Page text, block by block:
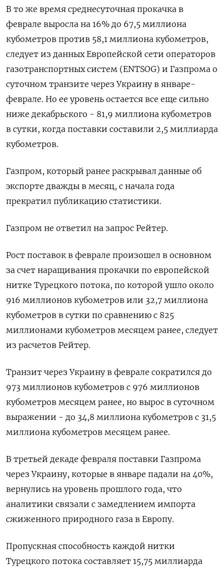
В то же время среднесуточная прокачка в
феврале выросла на 16% до 67,5 миллиона
кубометров против 58,1 миллиона кубометров,
следует из данных Европейской сети операторов
газотранспортных систем (ENTSOG) и Газпрома о
суточном транзите через Украину в январе-
феврале. Но ее уровень остается все еще сильно
ниже декабрьского - 81,9 миллиона кубометров
в сутки, когда поставки составили 2,5 миллиарда
кубометров.
Газпром, который ранее раскрывал данные об
экспорте дважды в месяц, с начала года
прекратил публикацию статистики.
Газпром не ответил на запрос Рейтер.
Рост поставок в феврале произошел в основном
за счет наращивания прокачки по европейской
нитке Турецкого потока, по которой ушло около
916 миллионов кубометров или 32,7 миллиона
кубометров в сутки по сравнению с 825
миллионами кубометров месяцем ранее, следует
из расчетов Рейтер.
Транзит через Украину в феврале сократился до
973 миллионов кубометров с 976 миллионов
кубометров месяцем ранее, но вырос в суточном
выражении - до 34,8 миллиона кубометров с 31,5
миллиона кубометров месяцем ранее.
В третьей декаде февраля поставки Газпрома
через Украину, которые в январе падали на 40%,
вернулись на уровень прошлого года, что
аналитики связали с замедлением импорта
сжиженного природного газа в Европу.
Пропускная способность каждой нитки
Турецкого потока составляет 15,75 миллиарда